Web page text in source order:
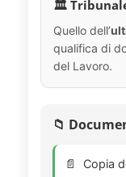
🏛️
Quello dell’
qualifica di
del Lavoro.
📁
Copia